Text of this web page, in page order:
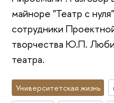
майноре "Театр с
сотрудники
творчества Ю.П.
театра.
Университетская жизнь